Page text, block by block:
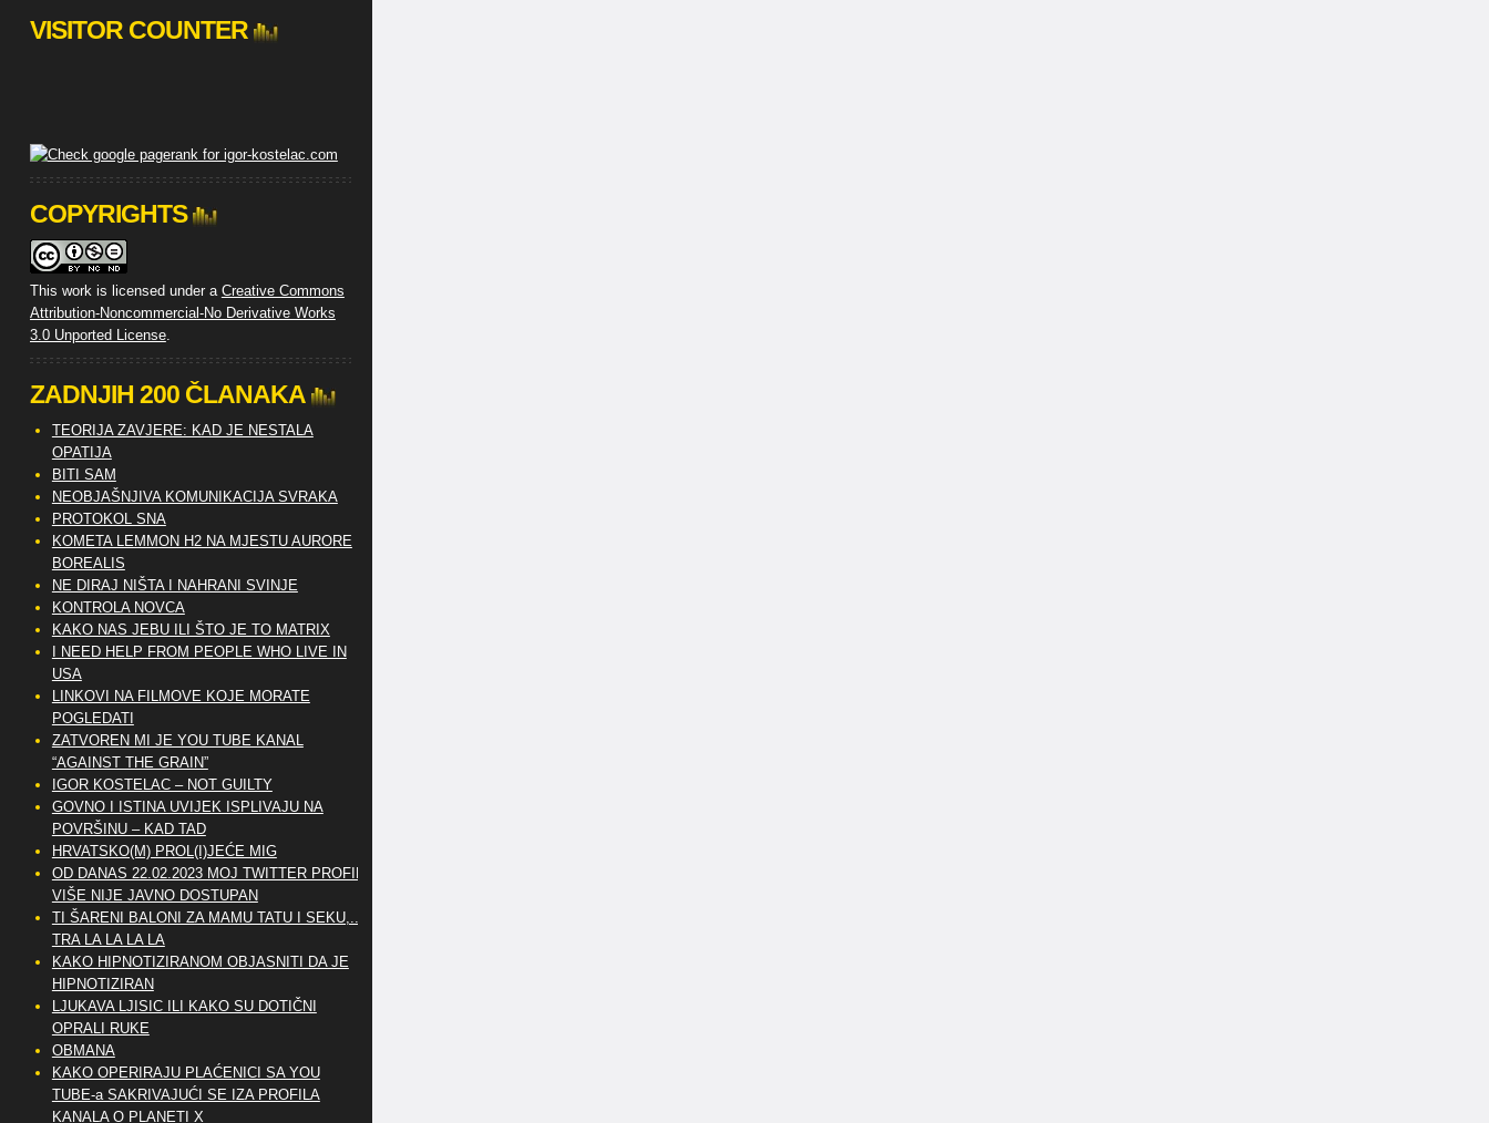
VISITOR COUNTER
COPYRIGHTS
This work is licensed under a Creative Commons
Attribution-Noncommercial-No Derivative Works
3.0 Unported License.
ZADNJIH 200 ČLANAKA
TEORIJA ZAVJERE: KAD JE NESTALA
OPATIJA
BITI SAM
NEOBJAŠNJIVA KOMUNIKACIJA SVRAKA
PROTOKOL SNA
KOMETA LEMMON H2 NA MJESTU AURORE
BOREALIS
NE DIRAJ NIŠTA I NAHRANI SVINJE
KONTROLA NOVCA
KAKO NAS JEBU ILI ŠTO JE TO MATRIX
I NEED HELP FROM PEOPLE WHO LIVE IN
USA
LINKOVI NA FILMOVE KOJE MORATE
POGLEDATI
ZATVOREN MI JE YOU TUBE KANAL
“AGAINST THE GRAIN”
IGOR KOSTELAC – NOT GUILTY
GOVNO I ISTINA UVIJEK ISPLIVAJU NA
POVRŠINU – KAD TAD
HRVATSKO(M) PROL(I)JEĆE MIG
OD DANAS 22.02.2023 MOJ TWITTER PROFIL
VIŠE NIJE JAVNO DOSTUPAN
TI ŠARENI BALONI ZA MAMU TATU I SEKU,..
TRA LA LA LA LA
KAKO HIPNOTIZIRANOM OBJASNITI DA JE
HIPNOTIZIRAN
LJUKAVA LJISIC ILI KAKO SU DOTIČNI
OPRALI RUKE
OBMANA
KAKO OPERIRAJU PLAĆENICI SA YOU
TUBE-a SAKRIVAJUĆI SE IZA PROFILA
KANALA O PLANETI X